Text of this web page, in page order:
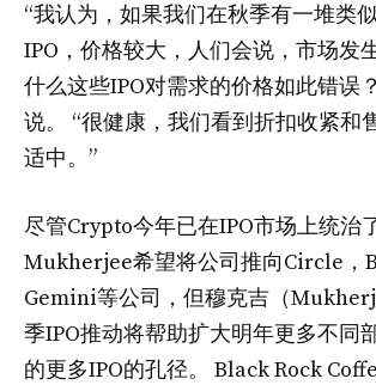
“我认为，如果我们在秋季有一堆类
IPO，价格较大，人们会说，市场发
什么这些IPO对需求的价格如此错误
说。 “很健康，我们看到折扣收紧和
适中。”
尽管Crypto今年已在IPO市场上统治
Mukherjee希望将公司推向Circle，
Gemini等公司，但穆克吉（
季IPO推动将帮助扩大明年更多不同
的更多IPO的孔径。 Black Rock